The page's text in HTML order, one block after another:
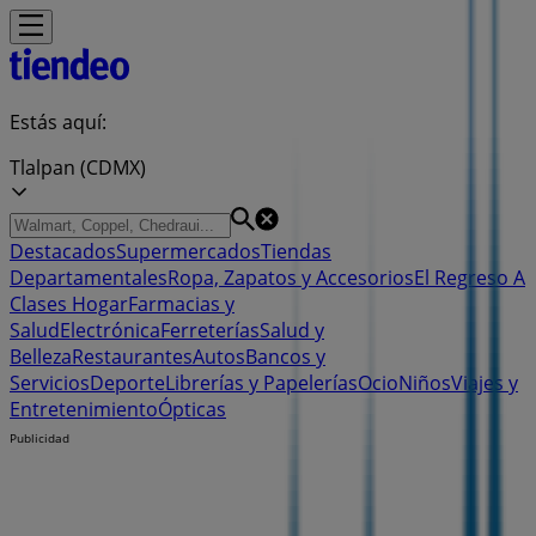
Estás aquí:
Tlalpan (CDMX)
DestacadosSupermercadosTiendas
DepartamentalesRopa, Zapatos y AccesoriosEl Regreso A
Clases HogarFarmacias y
SaludElectrónicaFerreteríasSalud y
BellezaRestaurantesAutosBancos y
ServiciosDeporteLibrerías y PapeleríasOcioNiñosViajes y
EntretenimientoÓpticas
Publicidad